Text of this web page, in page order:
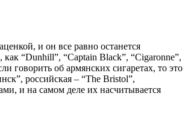
и он все равно останется
“Dunhill”, “Captain Black”, “Cigaronne”,
говорить об армянских сигаретах, то это
российская – “The Bristol”,
и на самом деле их насчитывается